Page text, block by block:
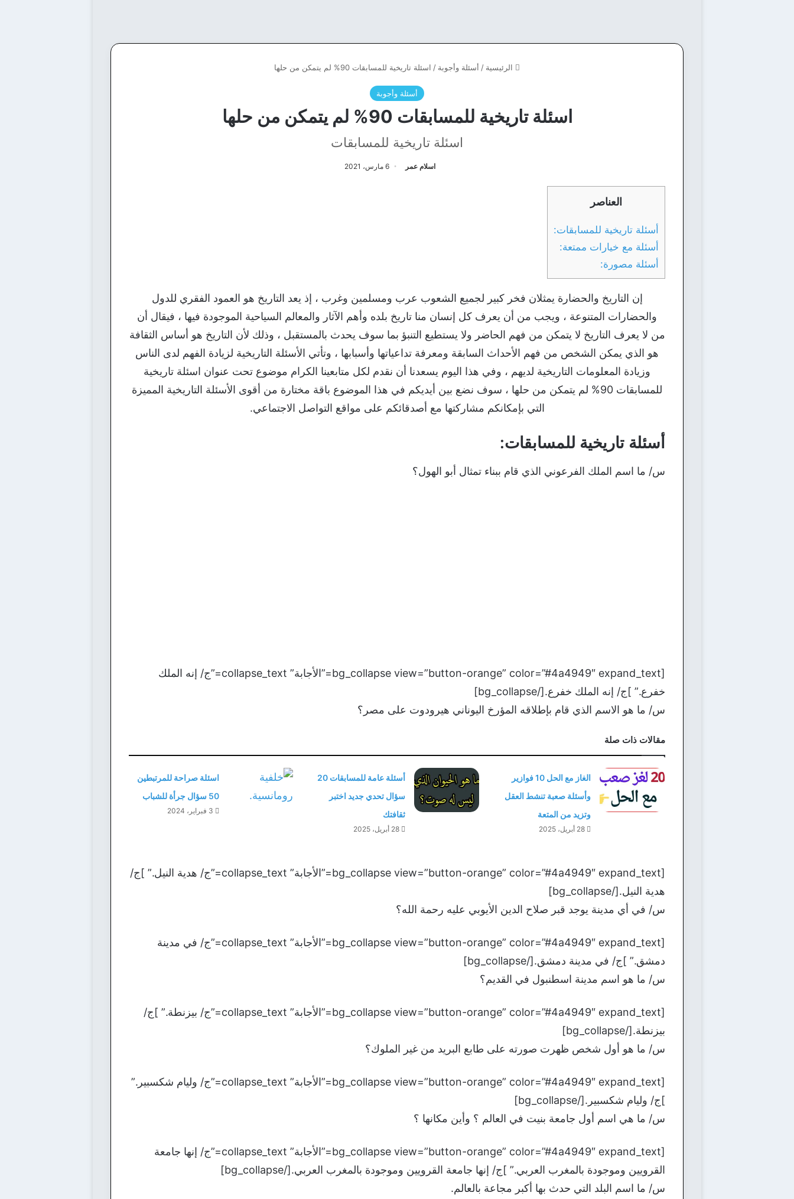
الرئيسية / أسئلة وأجوبة / اسئلة تاريخية للمسابقات 90% لم يتمكن من حلها
أسئلة وأجوبة
اسئلة تاريخية للمسابقات 90% لم يتمكن من حلها
اسئلة تاريخية للمسابقات
اسلام عمر 6 مارس، 2021
العناصر
أسئلة تاريخية للمسابقات:
أسئلة مع خيارات ممتعة:
أسئلة مصورة:
إن التاريخ والحضارة يمثلان فخر كبير لجميع الشعوب عرب ومسلمين وغرب ، إذ يعد التاريخ هو العمود الفقري للدول
والحضارات المتنوعة ، ويجب من أن يعرف كل إنسان منا تاريخ بلده وأهم الآثار والمعالم السياحية الموجودة فيها ، فيقال أن
من لا يعرف التاريخ لا يتمكن من فهم الحاضر ولا يستطيع التنبؤ بما سوف يحدث بالمستقبل ، وذلك لأن التاريخ هو أساس الثقافة
هو الذي يمكن الشخص من فهم الأحداث السابقة ومعرفة تداعياتها وأسبابها ، وتأتي الأسئلة التاريخية لزيادة الفهم لدى الناس
وزيادة المعلومات التاريخية لديهم ، وفي هذا اليوم يسعدنا أن نقدم لكل متابعينا الكرام موضوع تحت عنوان اسئلة تاريخية
للمسابقات 90% لم يتمكن من حلها ، سوف نضع بين أيديكم في هذا الموضوع باقة مختارة من أقوى الأسئلة التاريخية المميزة
التي بإمكانكم مشاركتها مع أصدقائكم على مواقع التواصل الاجتماعي.
أسئلة تاريخية للمسابقات:
س/ ما اسم الملك الفرعوني الذي قام ببناء تمثال أبو الهول؟
[bg_collapse view=”button-orange” color=”#4a4949″ expand_text=”الأجابة” collapse_text=”ج/ إنه الملك
خفرع.” ]ج/ إنه الملك خفرع.[/bg_collapse]
س/ ما هو الاسم الذي قام بإطلاقه المؤرخ اليوناني هيرودوت على مصر؟
مقالات ذات صلة
الغاز مع الحل 10 فوازير
وأسئلة صعبة تنشط العقل
وتزيد من المتعة
28 أبريل، 2025
أسئلة عامة للمسابقات 20
سؤال تحدي جديد اختبر
ثقافتك
28 أبريل، 2025
اسئلة صراحة للمرتبطين
50 سؤال جرأة للشباب
3 فبراير، 2024
[bg_collapse view=”button-orange” color=”#4a4949″ expand_text=”الأجابة” collapse_text=”ج/ هدية النيل.” ]ج/
هدية النيل.[/bg_collapse]
س/ في أي مدينة يوجد قبر صلاح الدين الأيوبي عليه رحمة الله؟
[bg_collapse view=”button-orange” color=”#4a4949″ expand_text=”الأجابة” collapse_text=”ج/ في مدينة
دمشق.” ]ج/ في مدينة دمشق.[/bg_collapse]
س/ ما هو اسم مدينة اسطنبول في القديم؟
[bg_collapse view=”button-orange” color=”#4a4949″ expand_text=”الأجابة” collapse_text=”ج/ بيزنطة.” ]ج/
بيزنطة.[/bg_collapse]
س/ ما هو أول شخص ظهرت صورته على طابع البريد من غير الملوك؟
[bg_collapse view=”button-orange” color=”#4a4949″ expand_text=”الأجابة” collapse_text=”ج/ وليام شكسبير.”
]ج/ وليام شكسبير.[/bg_collapse]
س/ ما هي اسم أول جامعة بنيت في العالم ؟ وأين مكانها ؟
[bg_collapse view=”button-orange” color=”#4a4949″ expand_text=”الأجابة” collapse_text=”ج/ إنها جامعة
القرويين وموجودة بالمغرب العربي.” ]ج/ إنها جامعة القرويين وموجودة بالمغرب العربي.[/bg_collapse]
س/ ما اسم البلد التي حدث بها أكبر مجاعة بالعالم.